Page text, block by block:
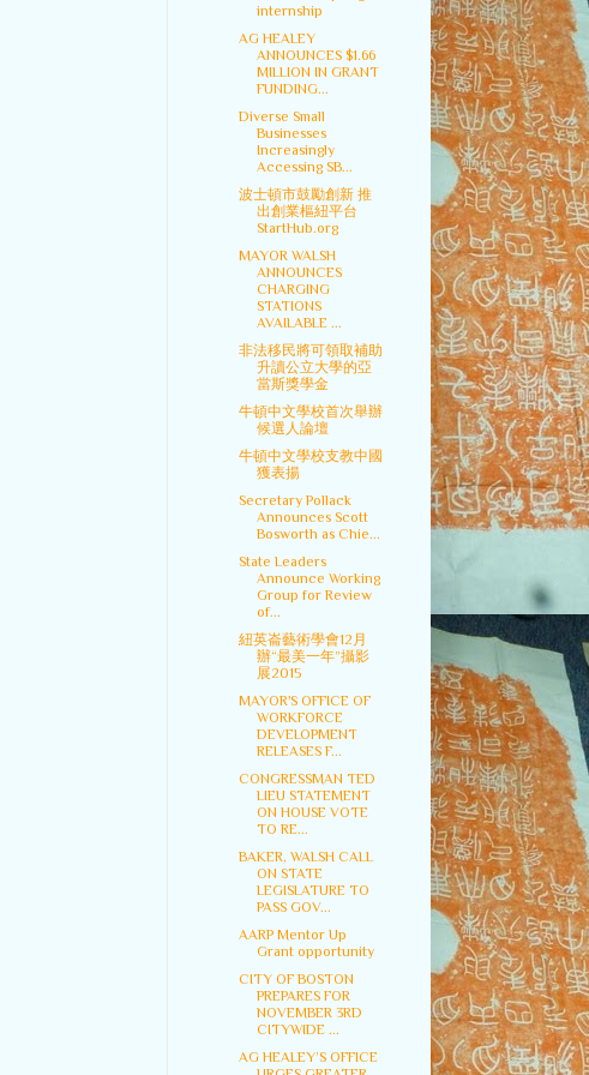
internship
AG HEALEY
ANNOUNCES $1.66
MILLION IN GRANT
FUNDING...
Diverse Small
Businesses
Increasingly
Accessing SB...
波士頓市鼓勵創新 推
出創業樞紐平台
StartHub.org
MAYOR WALSH
ANNOUNCES
CHARGING
STATIONS
AVAILABLE ...
非法移民將可領取補助
升讀公立大學的亞
當斯獎學金
牛頓中文學校首次舉辦
候選人論壇
牛頓中文學校支教中國
獲表揚
Secretary Pollack
Announces Scott
Bosworth as Chie...
State Leaders
Announce Working
Group for Review
of...
紐英崙藝術學會12月
辦“最美一年”攝影
展2015
MAYOR'S OFFICE OF
WORKFORCE
DEVELOPMENT
RELEASES F...
CONGRESSMAN TED
LIEU STATEMENT
ON HOUSE VOTE
TO RE...
BAKER, WALSH CALL
ON STATE
LEGISLATURE TO
PASS GOV...
AARP Mentor Up
Grant opportunity
CITY OF BOSTON
PREPARES FOR
NOVEMBER 3RD
CITYWIDE ...
AG HEALEY’S OFFICE